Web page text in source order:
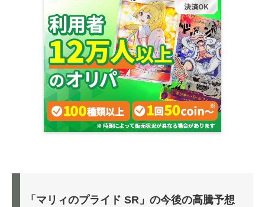
「マリィのプライド SR」の今後の高騰予想